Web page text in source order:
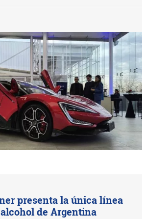
presenta la única línea
de Argentina